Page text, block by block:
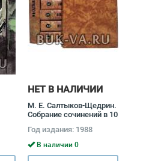
НЕТ В НАЛИЧИИ
М. Е. Салтыков-Щедрин.
Собрание сочинений в 10
Михаил Салтыков-
Щедрин
Год издания: 1988
В наличии 0